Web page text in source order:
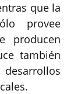
que la
provee
producen
también
desarrollos